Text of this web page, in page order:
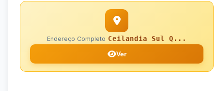
Endereço Completo Ceilandia Sul Q...
Ver